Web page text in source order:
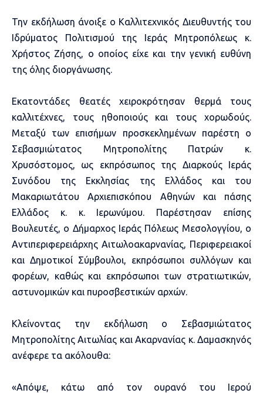
Την εκδήλωση άνοιξε ο Καλλιτεχνικός Διευθυντής του
Ιδρύματος Πολιτισμού της Ιεράς Μητροπόλεως κ.
Χρήστος Ζήσης, ο οποίος είχε και την γενική ευθύνη
της όλης διοργάνωσης.
Εκατοντάδες θεατές χειροκρότησαν θερμά τους
καλλιτέχνες, τους ηθοποιούς και τους χορωδούς.
Μεταξύ των επισήμων προσκεκλημένων παρέστη ο
Σεβασμιώτατος Μητροπολίτης Πατρών κ.
Χρυσόστομος, ως εκπρόσωπος της Διαρκούς Ιεράς
Συνόδου της Εκκλησίας της Ελλάδος και του
Μακαριωτάτου Αρχιεπισκόπου Αθηνών και πάσης
Ελλάδος κ. κ. Ιερωνύμου. Παρέστησαν επίσης
Βουλευτές, ο Δήμαρχος Ιεράς Πόλεως Μεσολογγίου, ο
Αντιπεριφερειάρχης Αιτωλοακαρνανίας, Περιφερειακοί
και Δημοτικοί Σύμβουλοι, εκπρόσωποι συλλόγων και
φορέων, καθώς και εκπρόσωποι των στρατιωτικών,
αστυνομικών και πυροσβεστικών αρχών.
Κλείνοντας την εκδήλωση ο Σεβασμιώτατος
Μητροπολίτης Αιτωλίας και Ακαρνανίας κ. Δαμασκηνός
ανέφερε τα ακόλουθα:
«Απόψε, κάτω από τον ουρανό του Ιερού